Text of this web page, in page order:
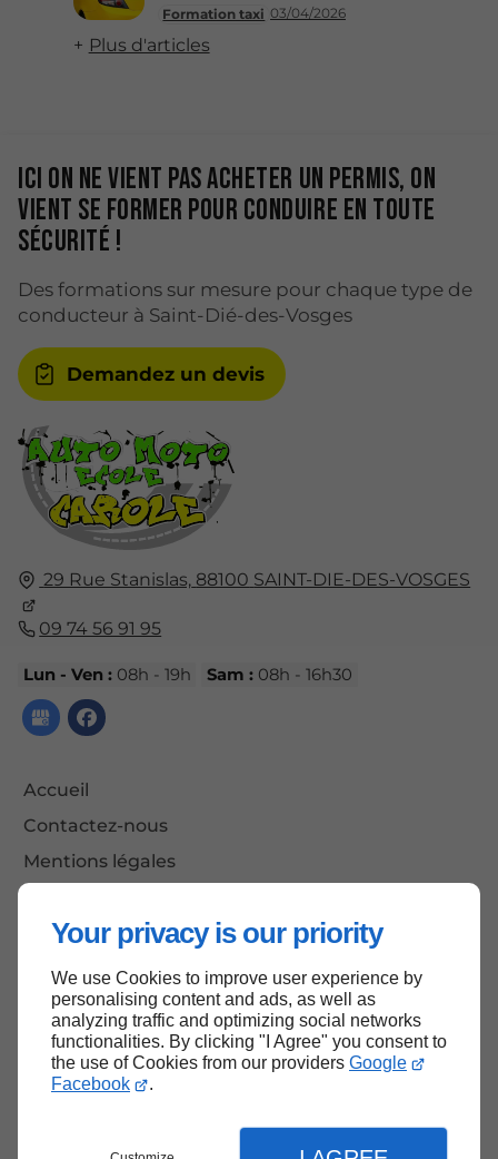
Your privacy is our priority
We use Cookies to improve user experience by
personalising content and ads, as well as
analyzing traffic and optimizing social networks
functionalities. By clicking "I Agree" you consent to
the use of Cookies from our providers Google
Facebook
.
Formation taxi 03/04/2026
Plus d'articles
29 Rue Stanislas, 88100 SAINT-DIE-DES-VOSGES
09 74 56 91 95
Lun - Ven :08h - 19h Sam :08h - 16h30
Accueil
Contactez-nous
Mentions légales
Ici on ne vient pas acheter un permis, on
vient se former pour conduire en toute
sécurité !
Des formations sur mesure pour chaque type de
conducteur à Saint-Dié-des-Vosges
Demandez un devis
Haut de page